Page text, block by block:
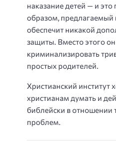
наказание детей — и
образом, предлагаемый
обеспечит никакой
защиты. Вместо этого
криминализировать
простых родителей.
Христианский институт
христианам думать и
библейски в
проблем.